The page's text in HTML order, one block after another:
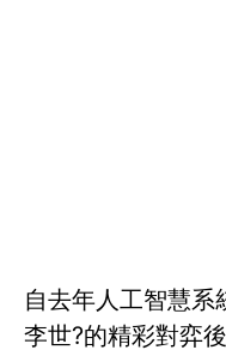
自去年人工智慧
李世?的精彩對弈